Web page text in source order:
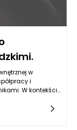
w
i
W kontekście